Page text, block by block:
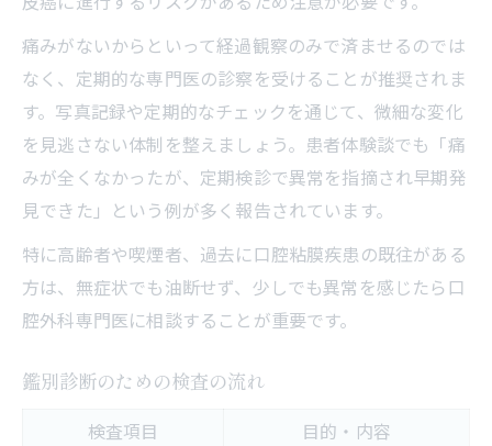
痛みがないからといって経過観察のみで済ませるのでは
なく、定期的な専門医の診察を受けることが推奨されま
す。写真記録や定期的なチェックを通じて、微細な変化
を見逃さない体制を整えましょう。患者体験談でも「痛
みが全くなかったが、定期検診で異常を指摘され早期発
見できた」という例が多く報告されています。
特に高齢者や喫煙者、過去に口腔粘膜疾患の既往がある
方は、無症状でも油断せず、少しでも異常を感じたら口
腔外科専門医に相談することが重要です。
鑑別診断のための検査の流れ
検査項目
目的・内容